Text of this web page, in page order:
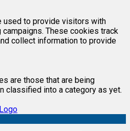
used to provide visitors with
These cookies track
collect information to provide
are those that are being
classified into a category as yet.